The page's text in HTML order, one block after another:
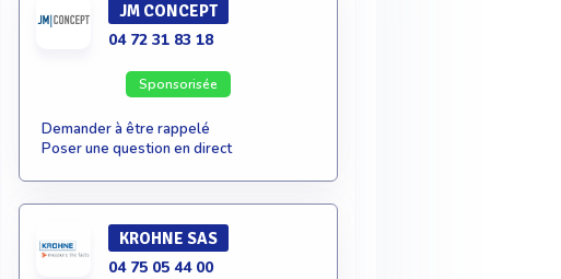
JM CONCEPT
04 72 31 83 18
Sponsorisée
Demander à être rappelé
Poser une question en direct
KROHNE SAS
04 75 05 44 00